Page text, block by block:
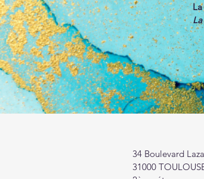
34 Boulevard
31000